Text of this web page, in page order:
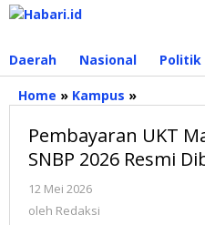
Lewati
Daerah Nasional Politik
Home » Kampus »
Baru
Jalur
Pembayaran UKT
SNBP 2026 Resmi
12 Mei 2026
oleh Redaksi